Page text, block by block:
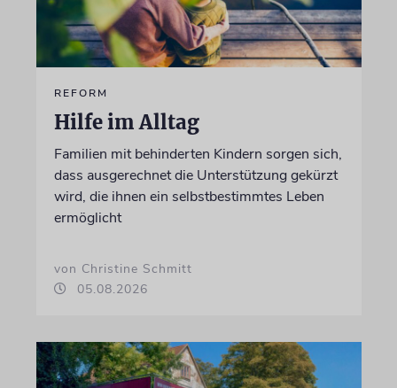
REFORM
Hilfe im Alltag
Familien mit behinderten Kindern sorgen sich,
dass ausgerechnet die Unterstützung gekürzt
wird, die ihnen ein selbstbestimmtes Leben
ermöglicht
von Christine Schmitt
05.08.2026